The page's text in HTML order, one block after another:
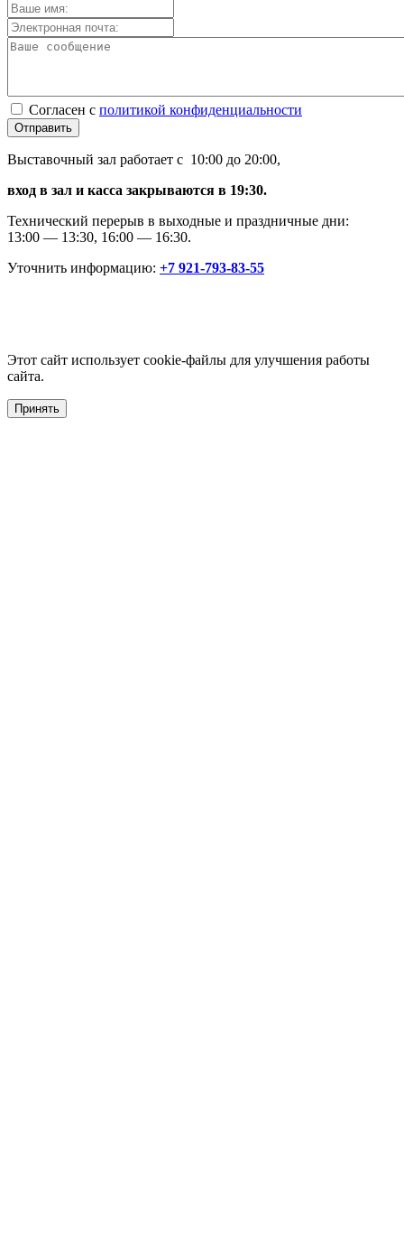
Согласен с политикой конфиденциальности
Отправить
Выставочный зал работает с 10:00 до 20:00,
вход в зал и касса закрываются в 19:30.
Технический перерыв в выходные и праздничные дни:
13:00 — 13:30, 16:00 — 16:30.
Уточнить информацию: +7 921-793-83-55
Этот сайт использует cookie-файлы для улучшения работы
сайта.
Принять